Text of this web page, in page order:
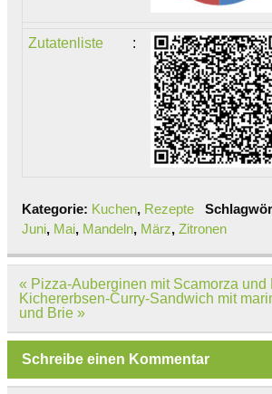
Zutatenliste :
Kategorie: Kuchen, Rezepte
Juni, Mai, Mandeln, März, Zitronen
Beitragsnavigation
« Pizza-Auberginen mit Scamorza und
Kichererbsen-Curry-Sandwich mit
und Brie »
Schreibe einen Kommentar